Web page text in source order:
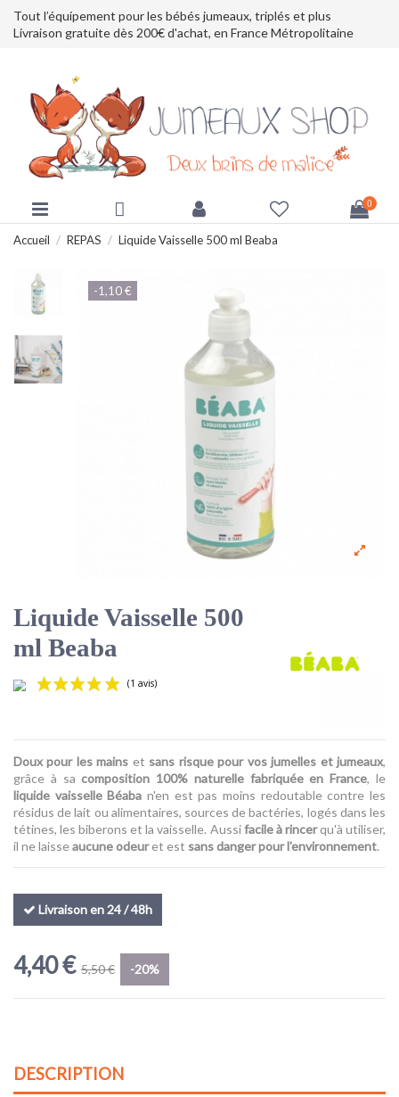
Tout l’équipement pour les bébés jumeaux, triplés et plus
Livraison gratuite dès 200€ d'achat, en France Métropolitaine
0
Accueil REPAS Liquide Vaisselle 500 ml Beaba
-1,10 €
Liquide Vaisselle 500
ml Beaba
(1 avis)
Doux pour les mains et sans risque pour vos jumelles et jumeaux,
grâce à sa composition 100% naturelle fabriquée en France, le
liquide vaisselle Béaba n'en est pas moins redoutable contre les
résidus de lait ou alimentaires, sources de bactéries, logés dans les
tétines, les biberons et la vaisselle. Aussifacile à rincerqu'à utiliser,
il ne laisseaucune odeuret est sans danger pour l'environnement.
Livraison en 24 / 48h
4,40 € 5,50 € -20%
DESCRIPTION